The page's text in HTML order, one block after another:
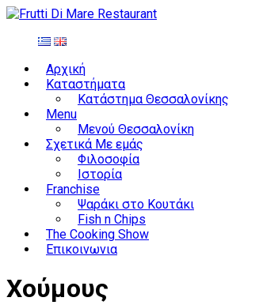
Αρχική
Καταστήματα
Κατάστημα Θεσσαλονίκης
Menu
Μενού Θεσσαλονίκη
Σχετικά Με εμάς
Φιλοσοφία
Ιστορία
Franchise
Ψαράκι στο Κουτάκι
Fish n Chips
The Cooking Show
Επικοινωνια
Χούμους